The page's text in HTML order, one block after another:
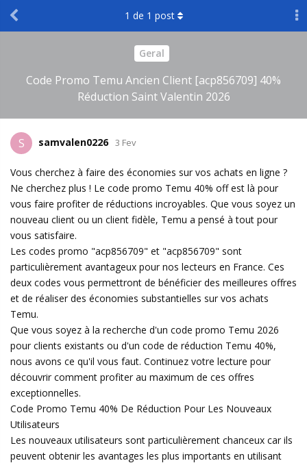
Geral
Code Promo Temu Ancien Client [acp856709] 40%
Réduction Saint Valentin 2026
1 de 1 post
S samvalen0226 3 Fev
Vous cherchez à faire des économies sur vos achats en ligne ?
Ne cherchez plus ! Le code promo Temu 40% off est là pour
vous faire profiter de réductions incroyables. Que vous soyez un
nouveau client ou un client fidèle, Temu a pensé à tout pour
vous satisfaire.
Les codes promo "acp856709" et "acp856709" sont
particulièrement avantageux pour nos lecteurs en France. Ces
deux codes vous permettront de bénéficier des meilleures offres
et de réaliser des économies substantielles sur vos achats
Temu.
Que vous soyez à la recherche d'un code promo Temu 2026
pour clients existants ou d'un code de réduction Temu 40%,
nous avons ce qu'il vous faut. Continuez votre lecture pour
découvrir comment profiter au maximum de ces offres
exceptionnelles.
Code Promo Temu 40% De Réduction Pour Les Nouveaux
Utilisateurs
Les nouveaux utilisateurs sont particulièrement chanceux car ils
peuvent obtenir les avantages les plus importants en utilisant